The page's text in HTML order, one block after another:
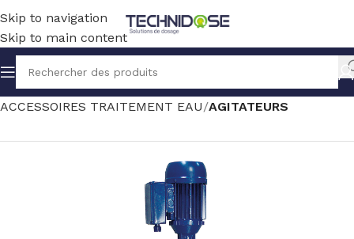
Skip to navigation
Skip to main content
Accueil TRAITEMENT EAU
ACCESSOIRES TRAITEMENT EAU AGITATEURS